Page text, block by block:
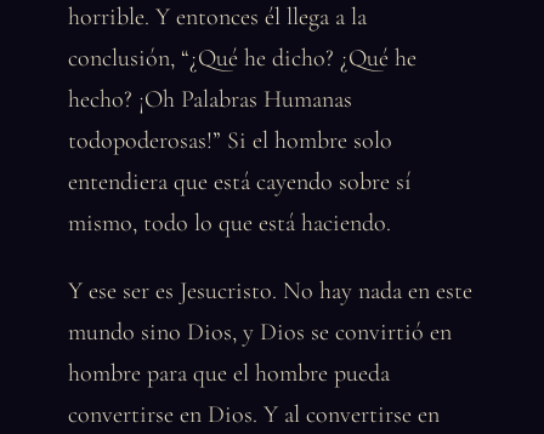
horrible. Y entonces él llega a la
conclusión, “¿Qué he dicho? ¿Qué he
hecho? ¡Oh Palabras Humanas
todopoderosas!” Si el hombre solo
entendiera que está cayendo sobre sí
mismo, todo lo que está haciendo.
Y ese ser es Jesucristo. No hay nada en este
mundo sino Dios, y Dios se convirtió en
hombre para que el hombre pueda
convertirse en Dios. Y al convertirse en